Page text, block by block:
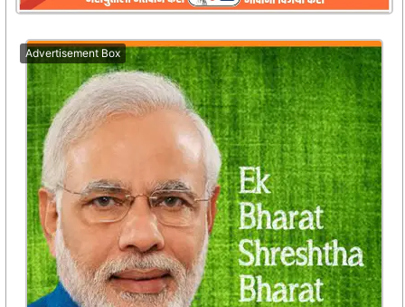
Advertisement Box